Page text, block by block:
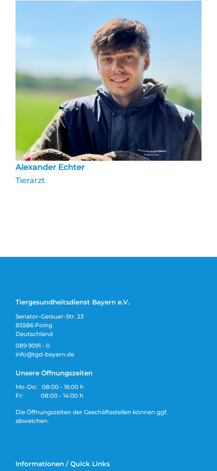
Alexander Echter
Tierarzt
Tiergesundheitsdienst Bayern e.V.
Senator-Gerauer-Str. 23
85586 Poing
Deutschland
089 9091 - 0
info@tgd-bayern.de
Unsere Öffnungszeiten
Mo-Do: 08:00 - 16:00 h
Fr: 08:00 - 14:00 h
Die Öffnungszeiten der Geschäftsstellen können ggf.
abweichen.
Informationen / Quick Links